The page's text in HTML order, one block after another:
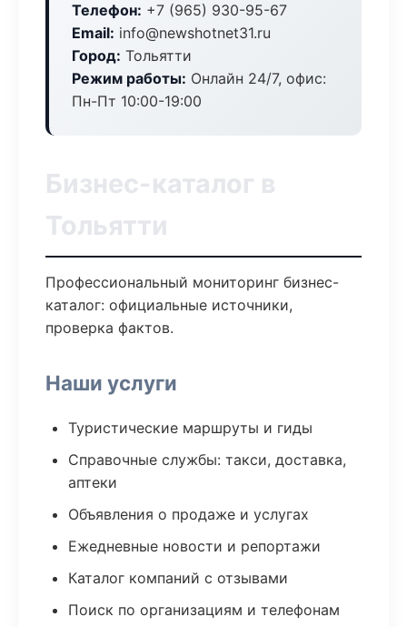
Телефон: +7 (965) 930-95-67
Email: info@newshotnet31.ru
Город: Тольятти
Режим работы: Онлайн 24/7, офис:
Пн-Пт 10:00-19:00
Бизнес-каталог в
Тольятти
Профессиональный мониторинг бизнес-
каталог: официальные источники,
проверка фактов.
Наши услуги
Туристические маршруты и гиды
Справочные службы: такси, доставка,
аптеки
Объявления о продаже и услугах
Ежедневные новости и репортажи
Каталог компаний с отзывами
Поиск по организациям и телефонам